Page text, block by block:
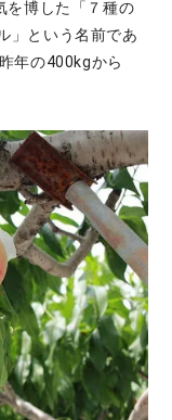
を博した「７種の
」という名前であ
年の400kgから